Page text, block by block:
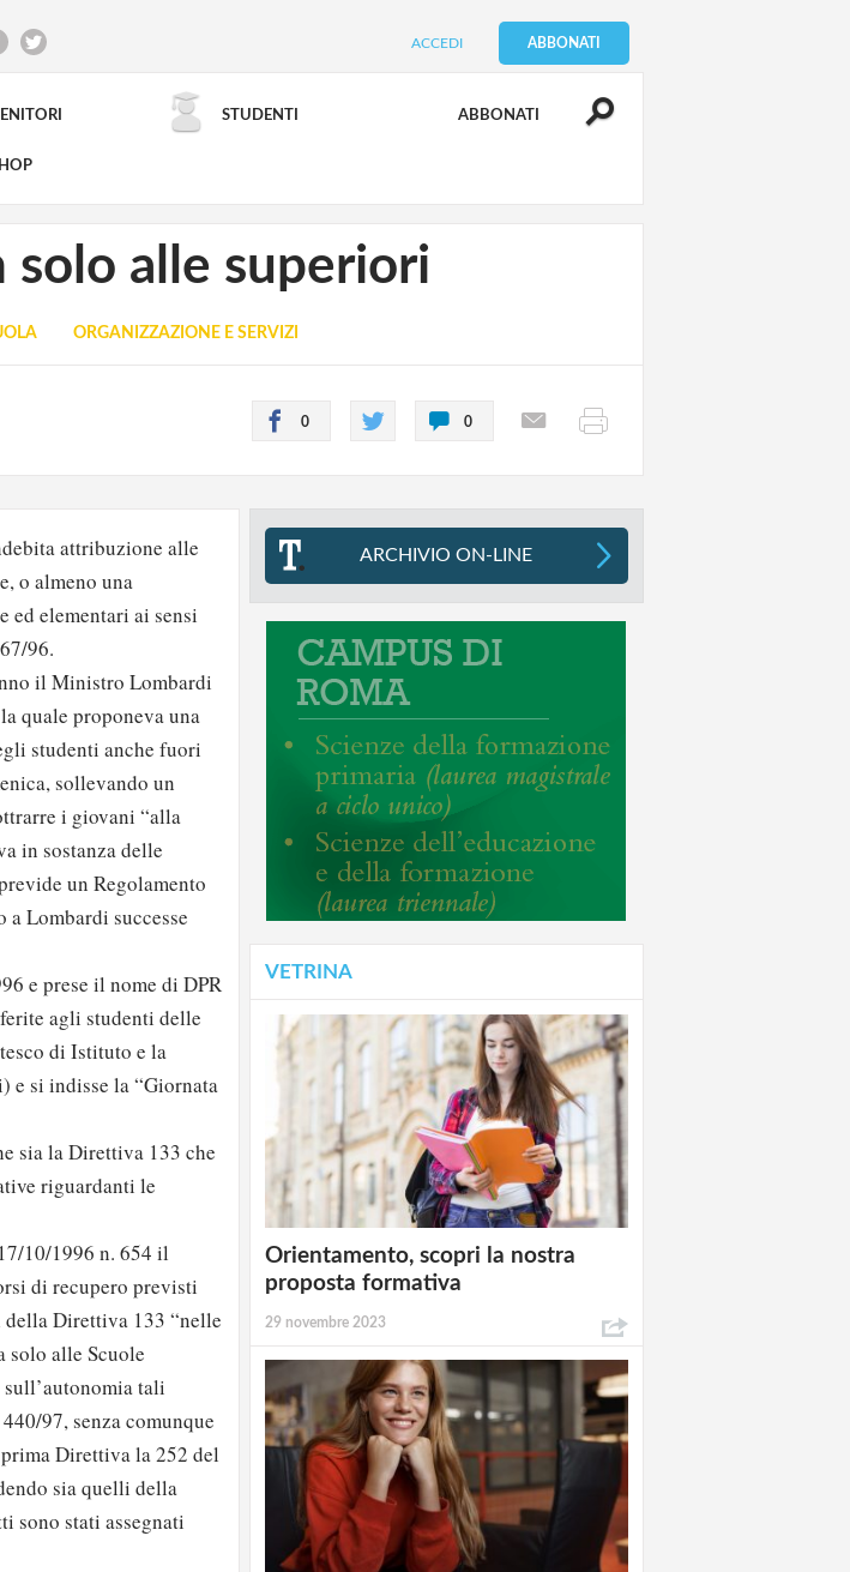
ACCEDI ABBONATI
STUDENTI ABBONATI
AVANZATA
alle superiori
ORGANIZZAZIONE E SERVIZI
0 0
attribuzione alle
o almeno una
ed elementari ai sensi
96.
il Ministro Lombardi
quale proponeva una
studenti anche fuori
sollevando un
i giovani “alla
in sostanza delle
un Regolamento
a Lombardi successe
e prese il nome di DPR
agli studenti delle
di Istituto e la
e si indisse la “Giornata
sia la Direttiva 133 che
riguardanti le
10/1996 n. 654 il
di recupero previsti
Direttiva 133 “nelle
solo alle Scuole
tali
97, senza comunque
Direttiva la 252 del
sia quelli della
sono stati assegnati
ARCHIVIO ON-LINE
VETRINA
Orientamento, scopri la nostra
proposta formativa
29 novembre 2023